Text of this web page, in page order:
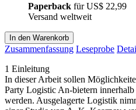
Paperback fürUS$ 22,99
Versand weltweit
In den Warenkorb
Zusammenfassung Leseprobe
1 Einleitung
In dieser Arbeit sollen
Party Logistic An-bietern
werden. Ausgelagerte Logistik